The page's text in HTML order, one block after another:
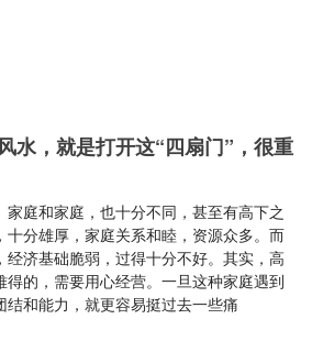
水，就是打开这“四扇门”，很重
家庭和家庭，也十分不同，甚至有高下之
十分雄厚，家庭关系和睦，资源众多。而
经济基础脆弱，过得十分不好。其实，高
得的，需要用心经营。一旦这种家庭遇到
结和能力，就更容易挺过去一些痛